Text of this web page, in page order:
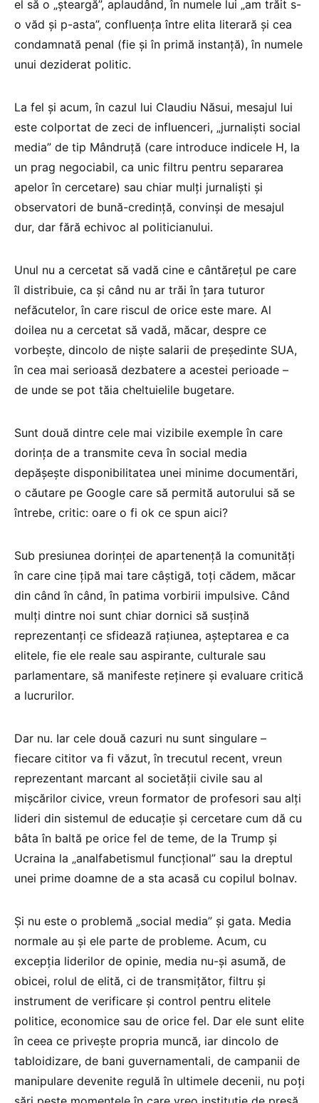
el să o „șteargă”, aplaudând, în numele lui „am trăit s-
o văd și p-asta”, confluența între elita literară și cea
condamnată penal (fie și în primă instanță), în numele
unui deziderat politic.
La fel și acum, în cazul lui Claudiu Năsui, mesajul lui
este colportat de zeci de influenceri, „jurnaliști social
media” de tip Mândruță (care introduce indicele H, la
un prag negociabil, ca unic filtru pentru separarea
apelor în cercetare) sau chiar mulți jurnaliști și
observatori de bună-credință, convinși de mesajul
dur, dar fără echivoc al politicianului.
Unul nu a cercetat să vadă cine e cântărețul pe care
îl distribuie, ca și când nu ar trăi în țara tuturor
nefăcutelor, în care riscul de orice este mare. Al
doilea nu a cercetat să vadă, măcar, despre ce
vorbește, dincolo de niște salarii de președinte SUA,
în cea mai serioasă dezbatere a acestei perioade –
de unde se pot tăia cheltuielile bugetare.
Sunt două dintre cele mai vizibile exemple în care
dorința de a transmite ceva în social media
depășește disponibilitatea unei minime documentări,
o căutare pe Google care să permită autorului să se
întrebe, critic: oare o fi ok ce spun aici?
Sub presiunea dorinței de apartenență la comunități
în care cine țipă mai tare câștigă, toți cădem, măcar
din când în când, în patima vorbirii impulsive. Când
mulți dintre noi sunt chiar dornici să susțină
reprezentanți ce sfidează rațiunea, așteptarea e ca
elitele, fie ele reale sau aspirante, culturale sau
parlamentare, să manifeste reținere și evaluare critică
a lucrurilor.
Dar nu. Iar cele două cazuri nu sunt singulare –
fiecare cititor va fi văzut, în trecutul recent, vreun
reprezentant marcant al societății civile sau al
mișcărilor civice, vreun formator de profesori sau alți
lideri din sistemul de educație și cercetare cum dă cu
bâta în baltă pe orice fel de teme, de la Trump și
Ucraina la „analfabetismul funcțional” sau la dreptul
unei prime doamne de a sta acasă cu copilul bolnav.
Și nu este o problemă „social media” și gata. Media
normale au și ele parte de probleme. Acum, cu
excepția liderilor de opinie, media nu-și asumă, de
obicei, rolul de elită, ci de transmițător, filtru și
instrument de verificare și control pentru elitele
politice, economice sau de orice fel. Dar ele sunt elite
în ceea ce privește propria muncă, iar dincolo de
tabloidizare, de bani guvernamentali, de campanii de
manipulare devenite regulă în ultimele decenii, nu poți